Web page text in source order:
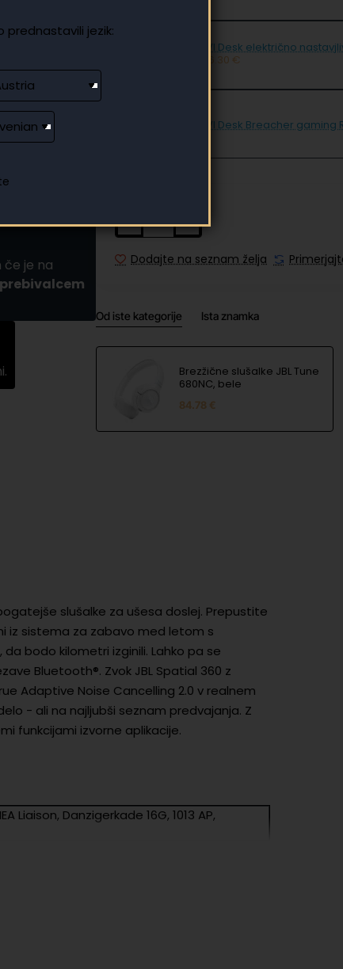
prednastavili jezik:
če je na
prebivalcem
UVI Desk električno
516.30 €
UVI Desk Breacher
Dodajte na seznam želja
Od iste kategorije Ista znamka
Brezžične slušalke JBL Tune
680NC, bele
84.78 €
slušalke za ušesa doslej. Prepustite
iz sistema za zabavo med letom s
bodo kilometri izginili. Lahko pa se
Bluetooth®. Zvok JBL Spatial 360 z
Adaptive Noise Cancelling 2.0 v realnem
- ali na najljubši seznam predvajanja. Z
funkcijami izvorne aplikacije.
Danzigerkade 16G, 1013 AP,